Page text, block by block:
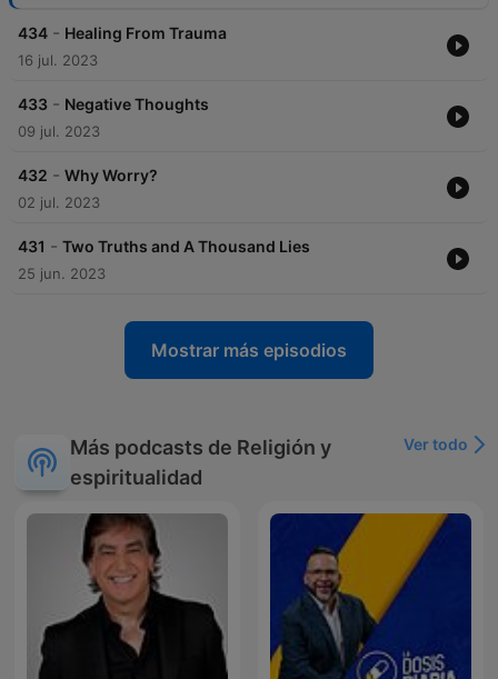
434 - Healing From Trauma
16 jul. 2023
433 - Negative Thoughts
09 jul. 2023
432 - Why Worry?
02 jul. 2023
431 - Two Truths and A Thousand Lies
25 jun. 2023
Mostrar más episodios
Más podcasts de Religión y
espiritualidad
Ver todo